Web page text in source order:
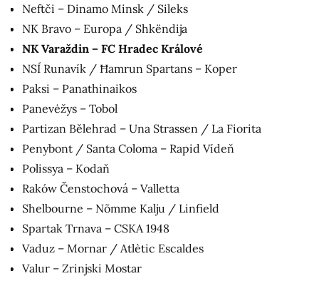
Neftči – Dinamo Minsk / Sileks
NK Bravo – Europa / Shkëndija
NK Varaždin – FC Hradec Králové
NSÍ Runavík / Ħamrun Spartans – Koper
Paksi – Panathinaikos
Panevėžys – Tobol
Partizan Bělehrad – Una Strassen / La Fiorita
Penybont / Santa Coloma – Rapid Vídeň
Polissya – Kodaň
Raków Čenstochová – Valletta
Shelbourne – Nõmme Kalju / Linfield
Spartak Trnava – CSKA 1948
Vaduz – Mornar / Atlètic Escaldes
Valur – Zrinjski Mostar